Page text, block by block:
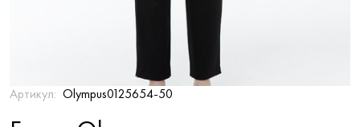
Артикул: Olympus0125654-50